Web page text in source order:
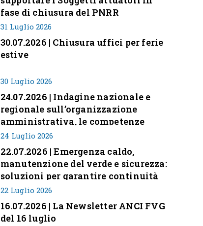
fase di chiusura del PNRR
31 Luglio 2026
30.07.2026 | Chiusura uffici per ferie
estive
30 Luglio 2026
24.07.2026 | Indagine nazionale e
regionale sull’organizzazione
amministrativa, le competenze
professionali e i modelli di gestione
nei piccoli Comuni italiani
24 Luglio 2026
22.07.2026 | Emergenza caldo,
manutenzione del verde e sicurezza:
soluzioni per garantire continuità
servizi
22 Luglio 2026
16.07.2026 | La Newsletter ANCI FVG
del 16 luglio